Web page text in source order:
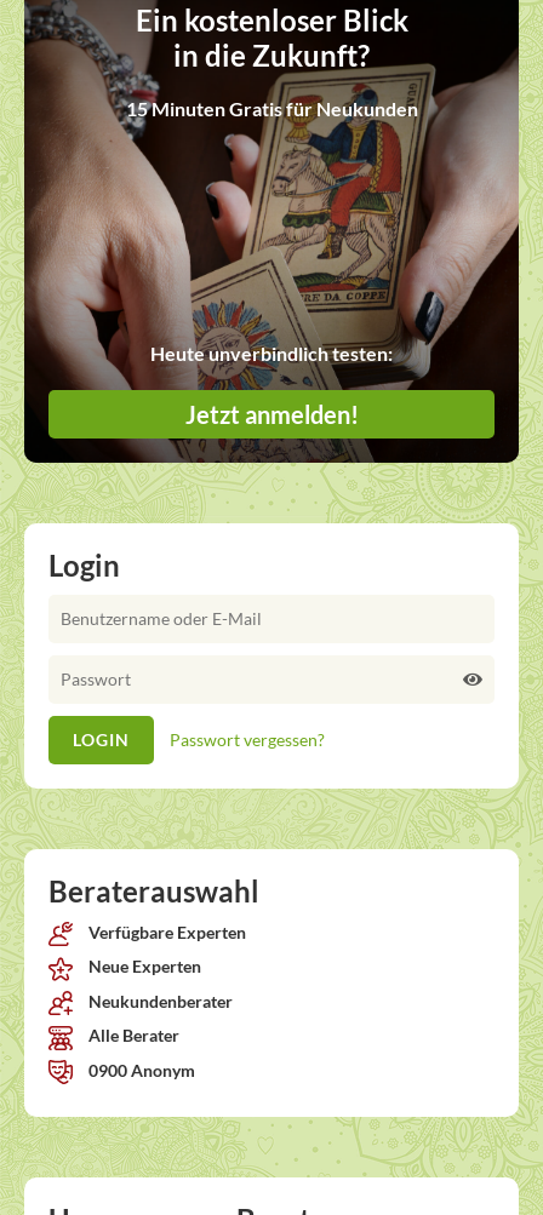
Ein kostenloser Blick
in die Zukunft?
15 Minuten Gratis für Neukunden
Heute unverbindlich testen:
Jetzt anmelden!
Login
Passwort vergessen?
Beraterauswahl
Verfügbare Experten
Neue Experten
Neukundenberater
Alle Berater
0900 Anonym